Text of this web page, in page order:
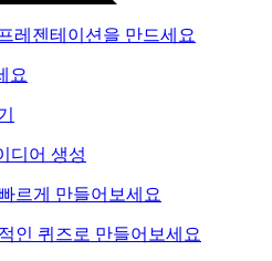
레젠테이션을 만드세요
요
디어 생성
르게 만들어보세요
인 퀴즈로 만들어보세요